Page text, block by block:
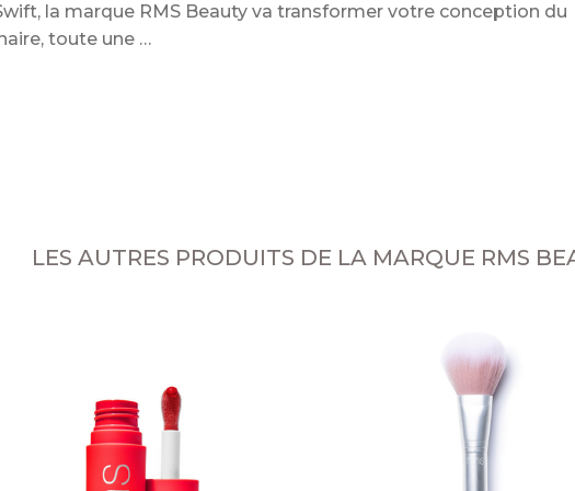
la marque RMS Beauty va transformer votre conception du
toute une
LES AUTRES PRODUITS DE LA MARQUE RMS